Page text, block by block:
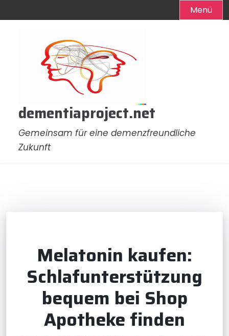
Menü
dementiaproject.net
Gemeinsam für eine demenzfreundliche
Zukunft
Melatonin kaufen:
Schlafunterstützung
bequem bei Shop
Apotheke finden